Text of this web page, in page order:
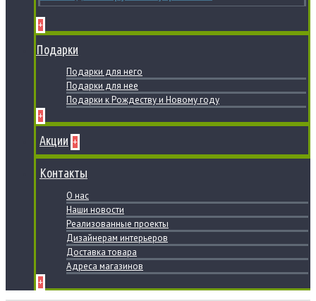
+
Подарки
Подарки для него
Подарки для нее
Подарки к Рождеству и Новому году
+
Акции +
Контакты
О нас
Наши новости
Реализованные проекты
Дизайнерам интерьеров
Доставка товара
Адреса магазинов
+